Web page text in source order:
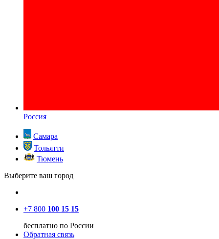
Россия
Самара
Тольятти
Тюмень
Выберите ваш город
+7 800 100 15 15
бесплатно по России
Обратная связь